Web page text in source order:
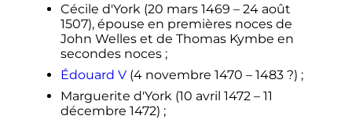
Cécile d'York (20 mars 1469 – 24 août
1507), épouse en premières noces de
John Welles et de Thomas Kymbe en
secondes noces ;
Édouard V(4 novembre 1470 – 1483 ?) ;
Marguerite d'York (10 avril 1472 – 11
décembre 1472) ;